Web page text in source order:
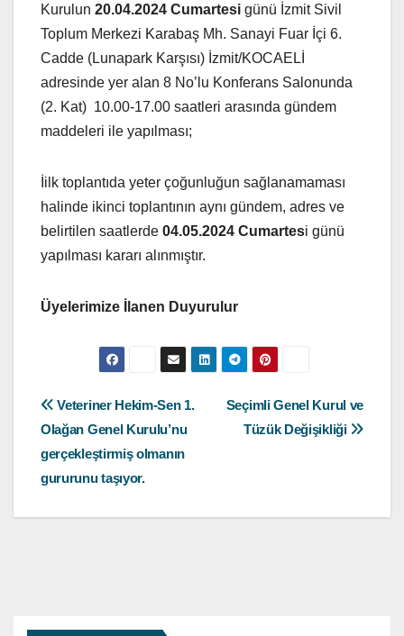
Kurulun 20.04.2024 Cumartesi günü İzmit Sivil
Toplum Merkezi Karabaş Mh. Sanayi Fuar İçi 6.
Cadde (Lunapark Karşısı) İzmit/KOCAELİ
adresinde yer alan 8 No’lu Konferans Salonunda
(2. Kat) 10.00-17.00 saatleri arasında gündem
maddeleri ile yapılması;
İilk toplantıda yeter çoğunluğun sağlanamaması
halinde ikinci toplantının aynı gündem, adres ve
belirtilen saatlerde 04.05.2024 Cumartesi günü
yapılması kararı alınmıştır.
Üyelerimize İlanen Duyurulur
Yazı
gezinmesi
Seçimli Genel Kurul ve
Tüzük Değişikliği
Veteriner Hekim-Sen 1.
Olağan Genel Kurulu’nu
gerçekleştirmiş olmanın
gururunu taşıyor.